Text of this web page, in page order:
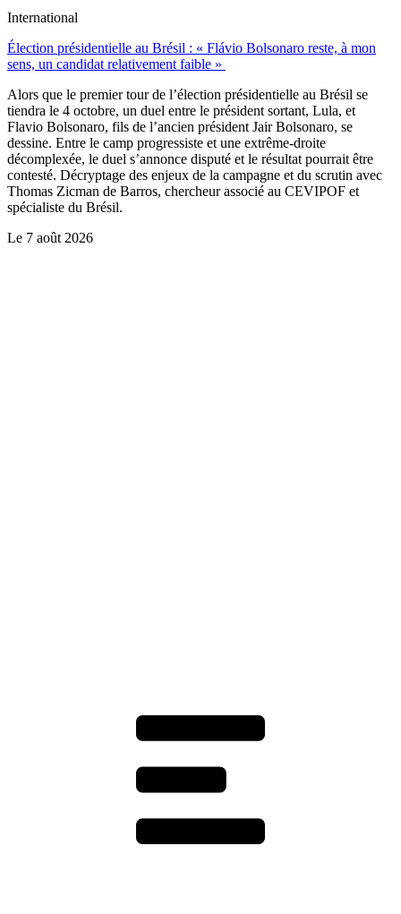
International
Élection présidentielle au Brésil : « Flávio Bolsonaro reste, à mon
sens, un candidat relativement faible »
Alors que le premier tour de l’élection présidentielle au Brésil se
tiendra le 4 octobre, un duel entre le président sortant, Lula, et
Flavio Bolsonaro, fils de l’ancien président Jair Bolsonaro, se
dessine. Entre le camp progressiste et une extrême-droite
décomplexée, le duel s’annonce disputé et le résultat pourrait être
contesté. Décryptage des enjeux de la campagne et du scrutin avec
Thomas Zicman de Barros, chercheur associé au CEVIPOF et
spécialiste du Brésil.
Le 7 août 2026